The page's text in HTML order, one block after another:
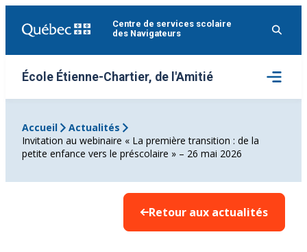
Centre de services scolaire
des Navigateurs
École Étienne-Chartier, de l'Amitié
Ouvrir
le
menu
Accueil
Actualités
Invitation au webinaire « La première transition : de la
petite enfance vers le préscolaire » – 26 mai 2026
Retour aux actualités